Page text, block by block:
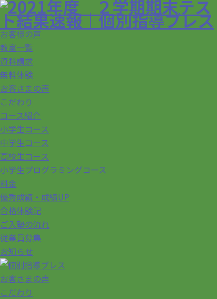
お客様の声
教室一覧
資料請求
無料体験
お客さまの声
こだわり
コース紹介
小学生コース
中学生コース
高校生コース
小学生プログラミングコース
料金
優秀成績・成績UP
合格体験記
ご入塾の流れ
従業員募集
お知らせ
お客さまの声
こだわり